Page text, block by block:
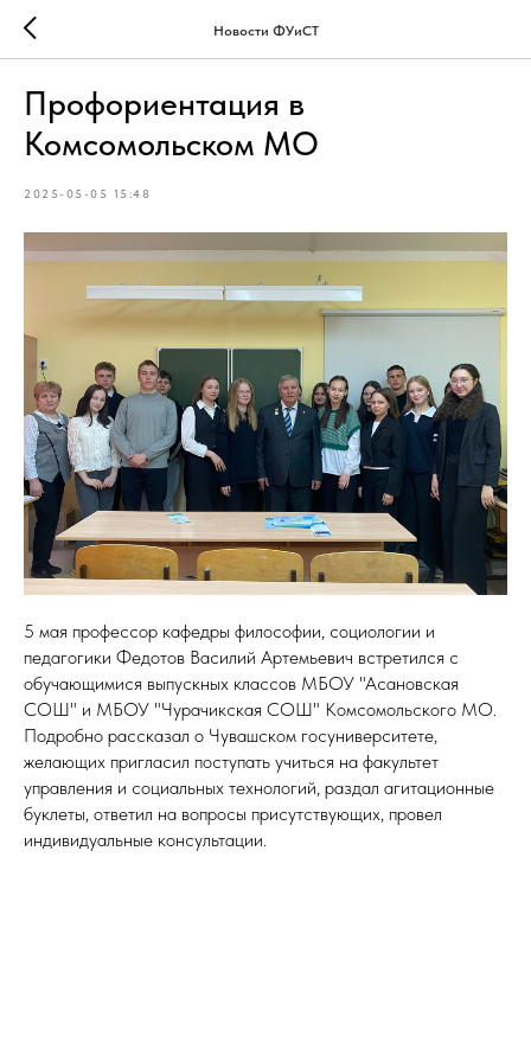
Новости ФУиСТ
Профориентация в
Комсомольском МО
2025-05-05 15:48
5 мая профессор кафедры философии, социологии и
педагогики Федотов Василий Артемьевич встретился с
обучающимися выпускных классов МБОУ "Асановская
СОШ" и МБОУ "Чурачикская СОШ" Комсомольского МО.
Подробно рассказал о Чувашском госуниверситете,
желающих пригласил поступать учиться на факультет
управления и социальных технологий, раздал агитационные
буклеты, ответил на вопросы присутствующих, провел
индивидуальные консультации.